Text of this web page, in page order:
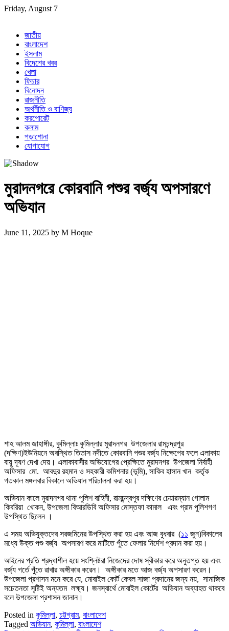
Skip
Friday, August 7
জাতীয়
বাংলাদেশ
ইসলাম
বিদেশের খবর
খেলা
ফিচার
বিনোদন
রাজনীতি
অর্থনীতি ও বাণিজ্য
করপোরেট
কলাম
পড়াশোনা
যোগাযোগ
মুরাদনগরে কোরবানি পশুর বর্জ্য অপসারণে
অভিযান
June 11, 2025 by M Hoque
শাহ আলম জাহাঙ্গীর, কুমিল্লাঃ কুমিল্লার মুরাদনগর উপজেলার রামচন্দ্রপুর
(দক্ষিণ)ইউনিয়নে অবস্থিত তিতাস নদীতে কোরবানি পশুর বর্জ্য নিক্ষেপের ফলে এলাকায়
বায়ু দূষণ দেখা দেয়। এলাকাবাসীর অভিযোগের প্রেক্ষিতে মুরাদনগর উপজেলা নির্বাহী
অফিসার মো. আবদুর রহমান ও সহকারী কমিশনার (ভূমি), সাকিব হাসান খান কর্তৃক
গতকাল মঙ্গলবার বিকালে অভিযান পরিচালনা করা হয়।
অভিযান কালে মুরাদনগর থানা পুলিশ বাহিনী, রামচন্দ্রপুর দক্ষিণের চেয়ারম্যান গোলাম
কিবরিয়া খোকন, উপজেলা বিআরডিবি অফিসার মোস্তফা কামাল এবং গ্রাম পুলিশগণ
উপস্থিত ছিলেন ।
এ সময় অভিযুক্তদের সরজমিনের উপস্থিত করা হয় এবং আজ বুধবার (১১ জুন)বিকালের
মধ্যে উক্ত পশু বর্জ্য অপসারণ করে মাটিতে পুঁতে ফেলার নির্দেশ প্রদান করা হয়।
আইনের প্রতি শ্রদ্ধাশীল হয়ে সংশ্লিষ্টরা নিজেদের দোষ স্বীকার করে অনুতপ্ত হয় এবং
বর্জ্য গর্তে পুঁতে রাখার অঙ্গীকার করেন। অঙ্গীকার মতে আজ বর্জ্য অপসারণ করেন।
উপজেলা প্রশাসন মনে করে যে, মোবাইল কোর্ট কেবল সাজা প্রদানের জন্য নয়, সামাজিক
সচেতনতা সৃষ্টিই অন্যতম লক্ষ্য। জনস্বার্থে মোবাইল কোর্টের অভিযান অব্যাহত থাকবে
বলে উপজেলা প্রশাসন জানান।
Posted in কুমিল্লা, চট্টগ্রাম, বাংলাদেশ
Tagged অভিযান, কুমিল্লা, বাংলাদেশ